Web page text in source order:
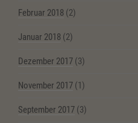
Februar 2018 (2)
Januar 2018 (2)
Dezember 2017 (3)
November 2017 (1)
September 2017 (3)